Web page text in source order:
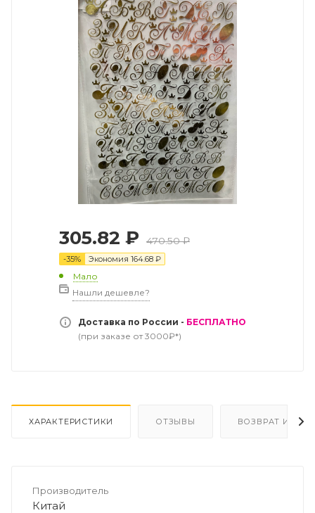
305.82 ₽ 470.50₽
-35% Экономия 164.68 ₽
Мало
Нашли дешевле?
Доставка по России - БЕСПЛАТНО
(при заказе от 3000₽*)
ХАРАКТЕРИСТИКИ ОТЗЫВЫ ВОЗВРАТ И
Производитель
Китай